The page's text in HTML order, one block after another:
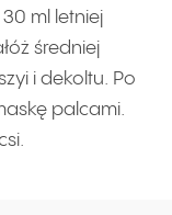
ml letniej
średniej
i dekoltu. Po
palcami.